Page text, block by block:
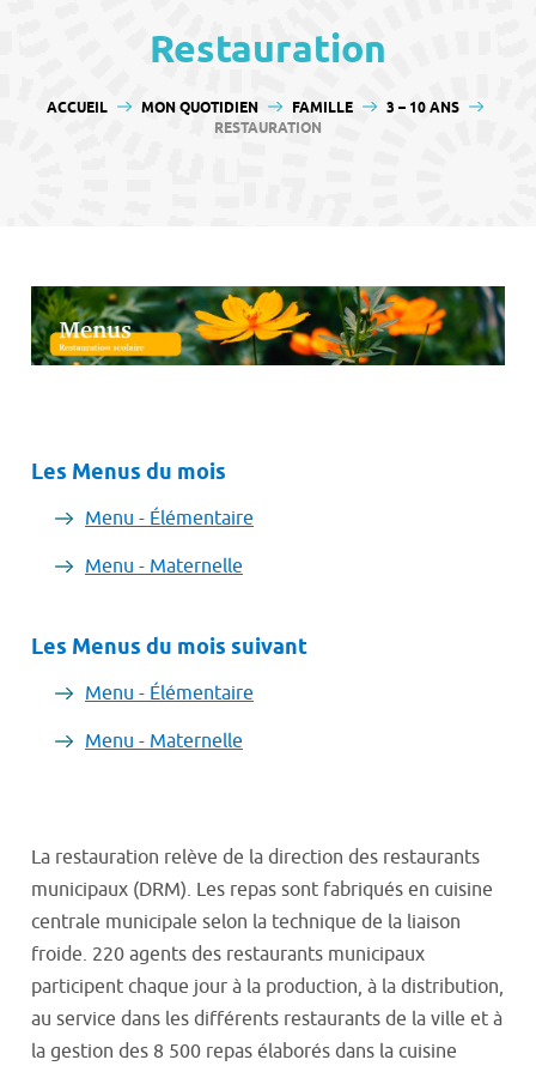
Restauration
VOUS ÊTES ICI :
ACCUEIL MON QUOTIDIEN FAMILLE
3 – 10 ANS
RESTAURATION
Les Menus du mois
Menu - Élémentaire
Menu - Maternelle
Les Menus du mois suivant
Menu - Élémentaire
Menu - Maternelle
La restauration relève de la direction des restaurants
municipaux (DRM). Les repas sont fabriqués en cuisine
centrale municipale selon la technique de la liaison
froide. 220 agents des restaurants municipaux
participent chaque jour à la production, à la distribution,
au service dans les différents restaurants de la ville et à
la gestion des 8 500 repas élaborés dans la cuisine